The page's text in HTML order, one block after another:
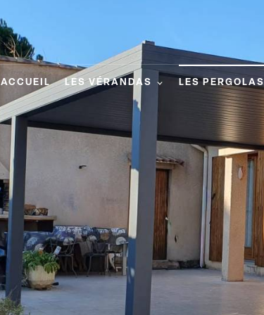
ACCUEIL LES VÉRANDAS LES PERGOLAS